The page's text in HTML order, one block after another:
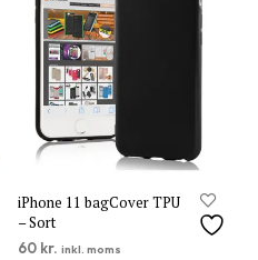
iPhone 11 bagCover TPU
– Sort
60 kr. inkl. moms